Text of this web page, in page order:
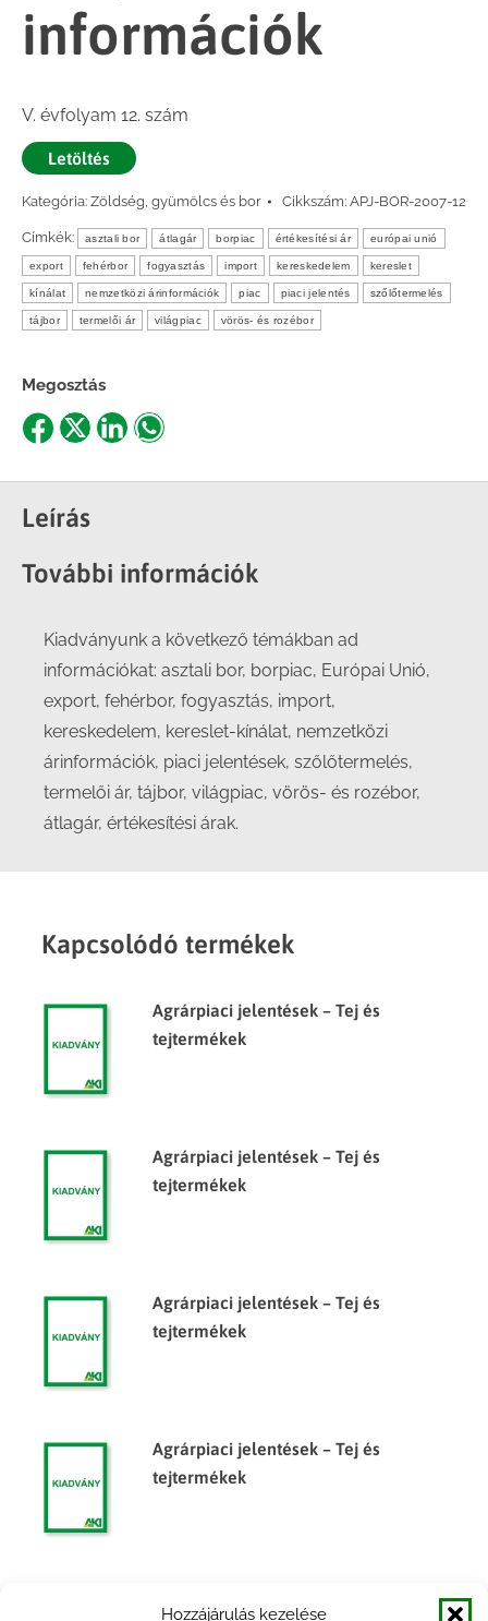
Hozzájárulás kezelése
információk
V. évfolyam 12. szám
Letöltés
Kategória: Zöldség, gyümölcs és bor Cikkszám: APJ-BOR-2007-12
Címkék: asztali bor átlagár borpiac értékesítési ár európai unió
export fehérbor fogyasztás import kereskedelem kereslet
kínálat nemzetközi árinformációk piac piaci jelentés szőlőtermelés
tájbor termelői ár világpiac vörös- és rozébor
Megosztás
Share
Facebook
Share
X
ShareShare
Leírás
További információk
Kiadványunk a következő témákban ad
információkat: asztali bor, borpiac, Európai Unió,
export, fehérbor, fogyasztás, import,
kereskedelem, kereslet-kínálat, nemzetközi
árinformációk, piaci jelentések, szőlőtermelés,
termelői ár, tájbor, világpiac, vörös- és rozébor,
átlagár, értékesítési árak.
Kapcsolódó termékek
Agrárpiaci jelentések – Tej és
tejtermékek
Agrárpiaci jelentések – Tej és
tejtermékek
Agrárpiaci jelentések – Tej és
tejtermékek
Agrárpiaci jelentések – Tej és
tejtermékek